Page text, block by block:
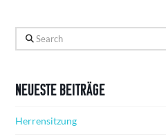
Search
Neueste Beiträge
Herrensitzung